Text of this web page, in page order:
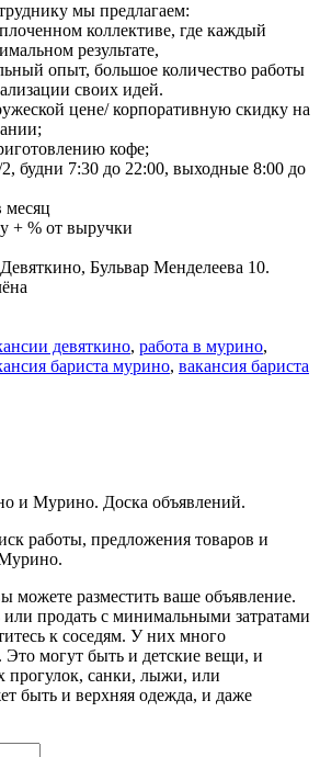
мы предлагаем:
коллективе, где каждый
результате,
опыт, большое количество работы
своих идей.
цене/ корпоративную скидку на
кофе;
будни 7:30 до 22:00, выходные 8:00 до
месяц
+ % от выручки
Бульвар Менделеева 10.
девяткино, работа в мурино,
бариста мурино, вакансия бариста
и Мурино. Доска объявлений.
работы, предложения товаров и
можете разместить ваше объявление.
или продать с минимальными затратами
к соседям. У них много
Это могут быть и детские вещи, и
прогулок, санки, лыжи, или
быть и верхняя одежда, и даже